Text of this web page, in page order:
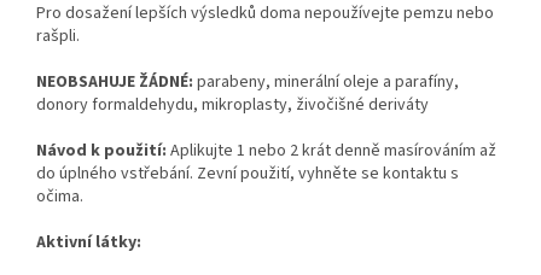
Pro dosažení lepších výsledků doma nepoužívejte pemzu nebo
rašpli.
NEOBSAHUJE ŽÁDNÉ: parabeny, minerální oleje a parafíny,
donory formaldehydu, mikroplasty, živočišné deriváty
Návod k použití: Aplikujte 1 nebo 2 krát denně masírováním až
do úplného vstřebání. Zevní použití, vyhněte se kontaktu s
očima.
Aktivní látky: